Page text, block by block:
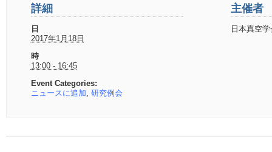
詳細
日
2017年1月18日
時
13:00 - 16:45
Event Categories:
ニュースに追加, 研究例会
主催者
日本真空